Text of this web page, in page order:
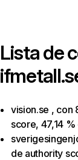
Lista de
vision.se , con
score, 47,14
de authority